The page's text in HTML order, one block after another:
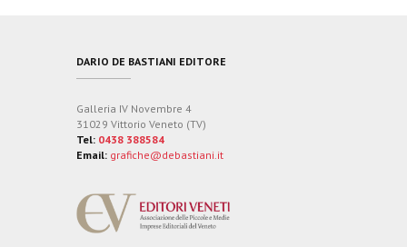
DARIO DE BASTIANI EDITORE
Galleria IV Novembre 4
31029 Vittorio Veneto (TV)
Tel: 0438 388584
Email: grafiche@debastiani.it